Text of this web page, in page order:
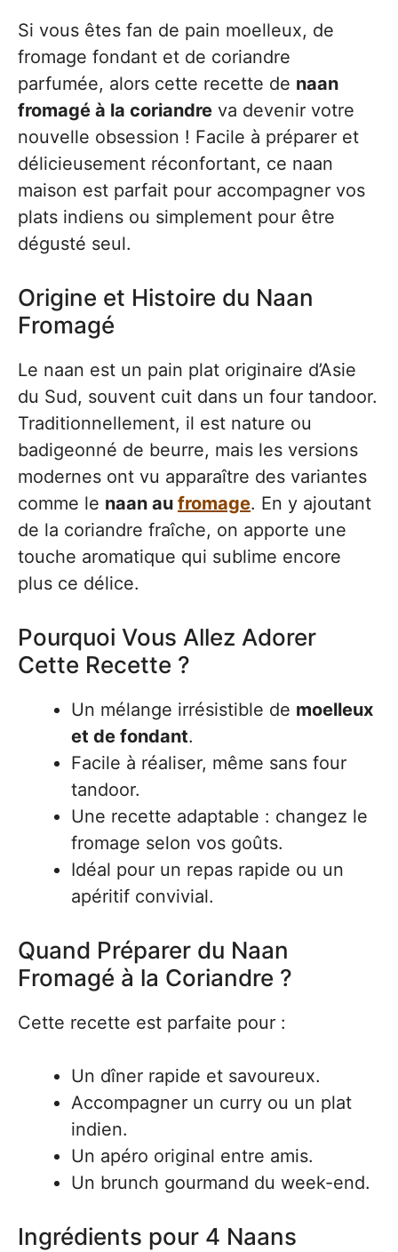
Si vous êtes fan de pain moelleux, de
fromage fondant et de coriandre
parfumée, alors cette recette de naan
fromagé à la coriandre va devenir votre
nouvelle obsession ! Facile à préparer et
délicieusement réconfortant, ce naan
maison est parfait pour accompagner vos
plats indiens ou simplement pour être
dégusté seul.
Origine et Histoire du Naan
Fromagé
Le naan est un pain plat originaire d’Asie
du Sud, souvent cuit dans un four tandoor.
Traditionnellement, il est nature ou
badigeonné de beurre, mais les versions
modernes ont vu apparaître des variantes
comme le naan au fromage. En y ajoutant
de la coriandre fraîche, on apporte une
touche aromatique qui sublime encore
plus ce délice.
Pourquoi Vous Allez Adorer
Cette Recette ?
Un mélange irrésistible de moelleux
et de fondant.
Facile à réaliser, même sans four
tandoor.
Une recette adaptable : changez le
fromage selon vos goûts.
Idéal pour un repas rapide ou un
apéritif convivial.
Quand Préparer du Naan
Fromagé à la Coriandre ?
Cette recette est parfaite pour :
Un dîner rapide et savoureux.
Accompagner un curry ou un plat
indien.
Un apéro original entre amis.
Un brunch gourmand du week-end.
Ingrédients pour 4 Naans